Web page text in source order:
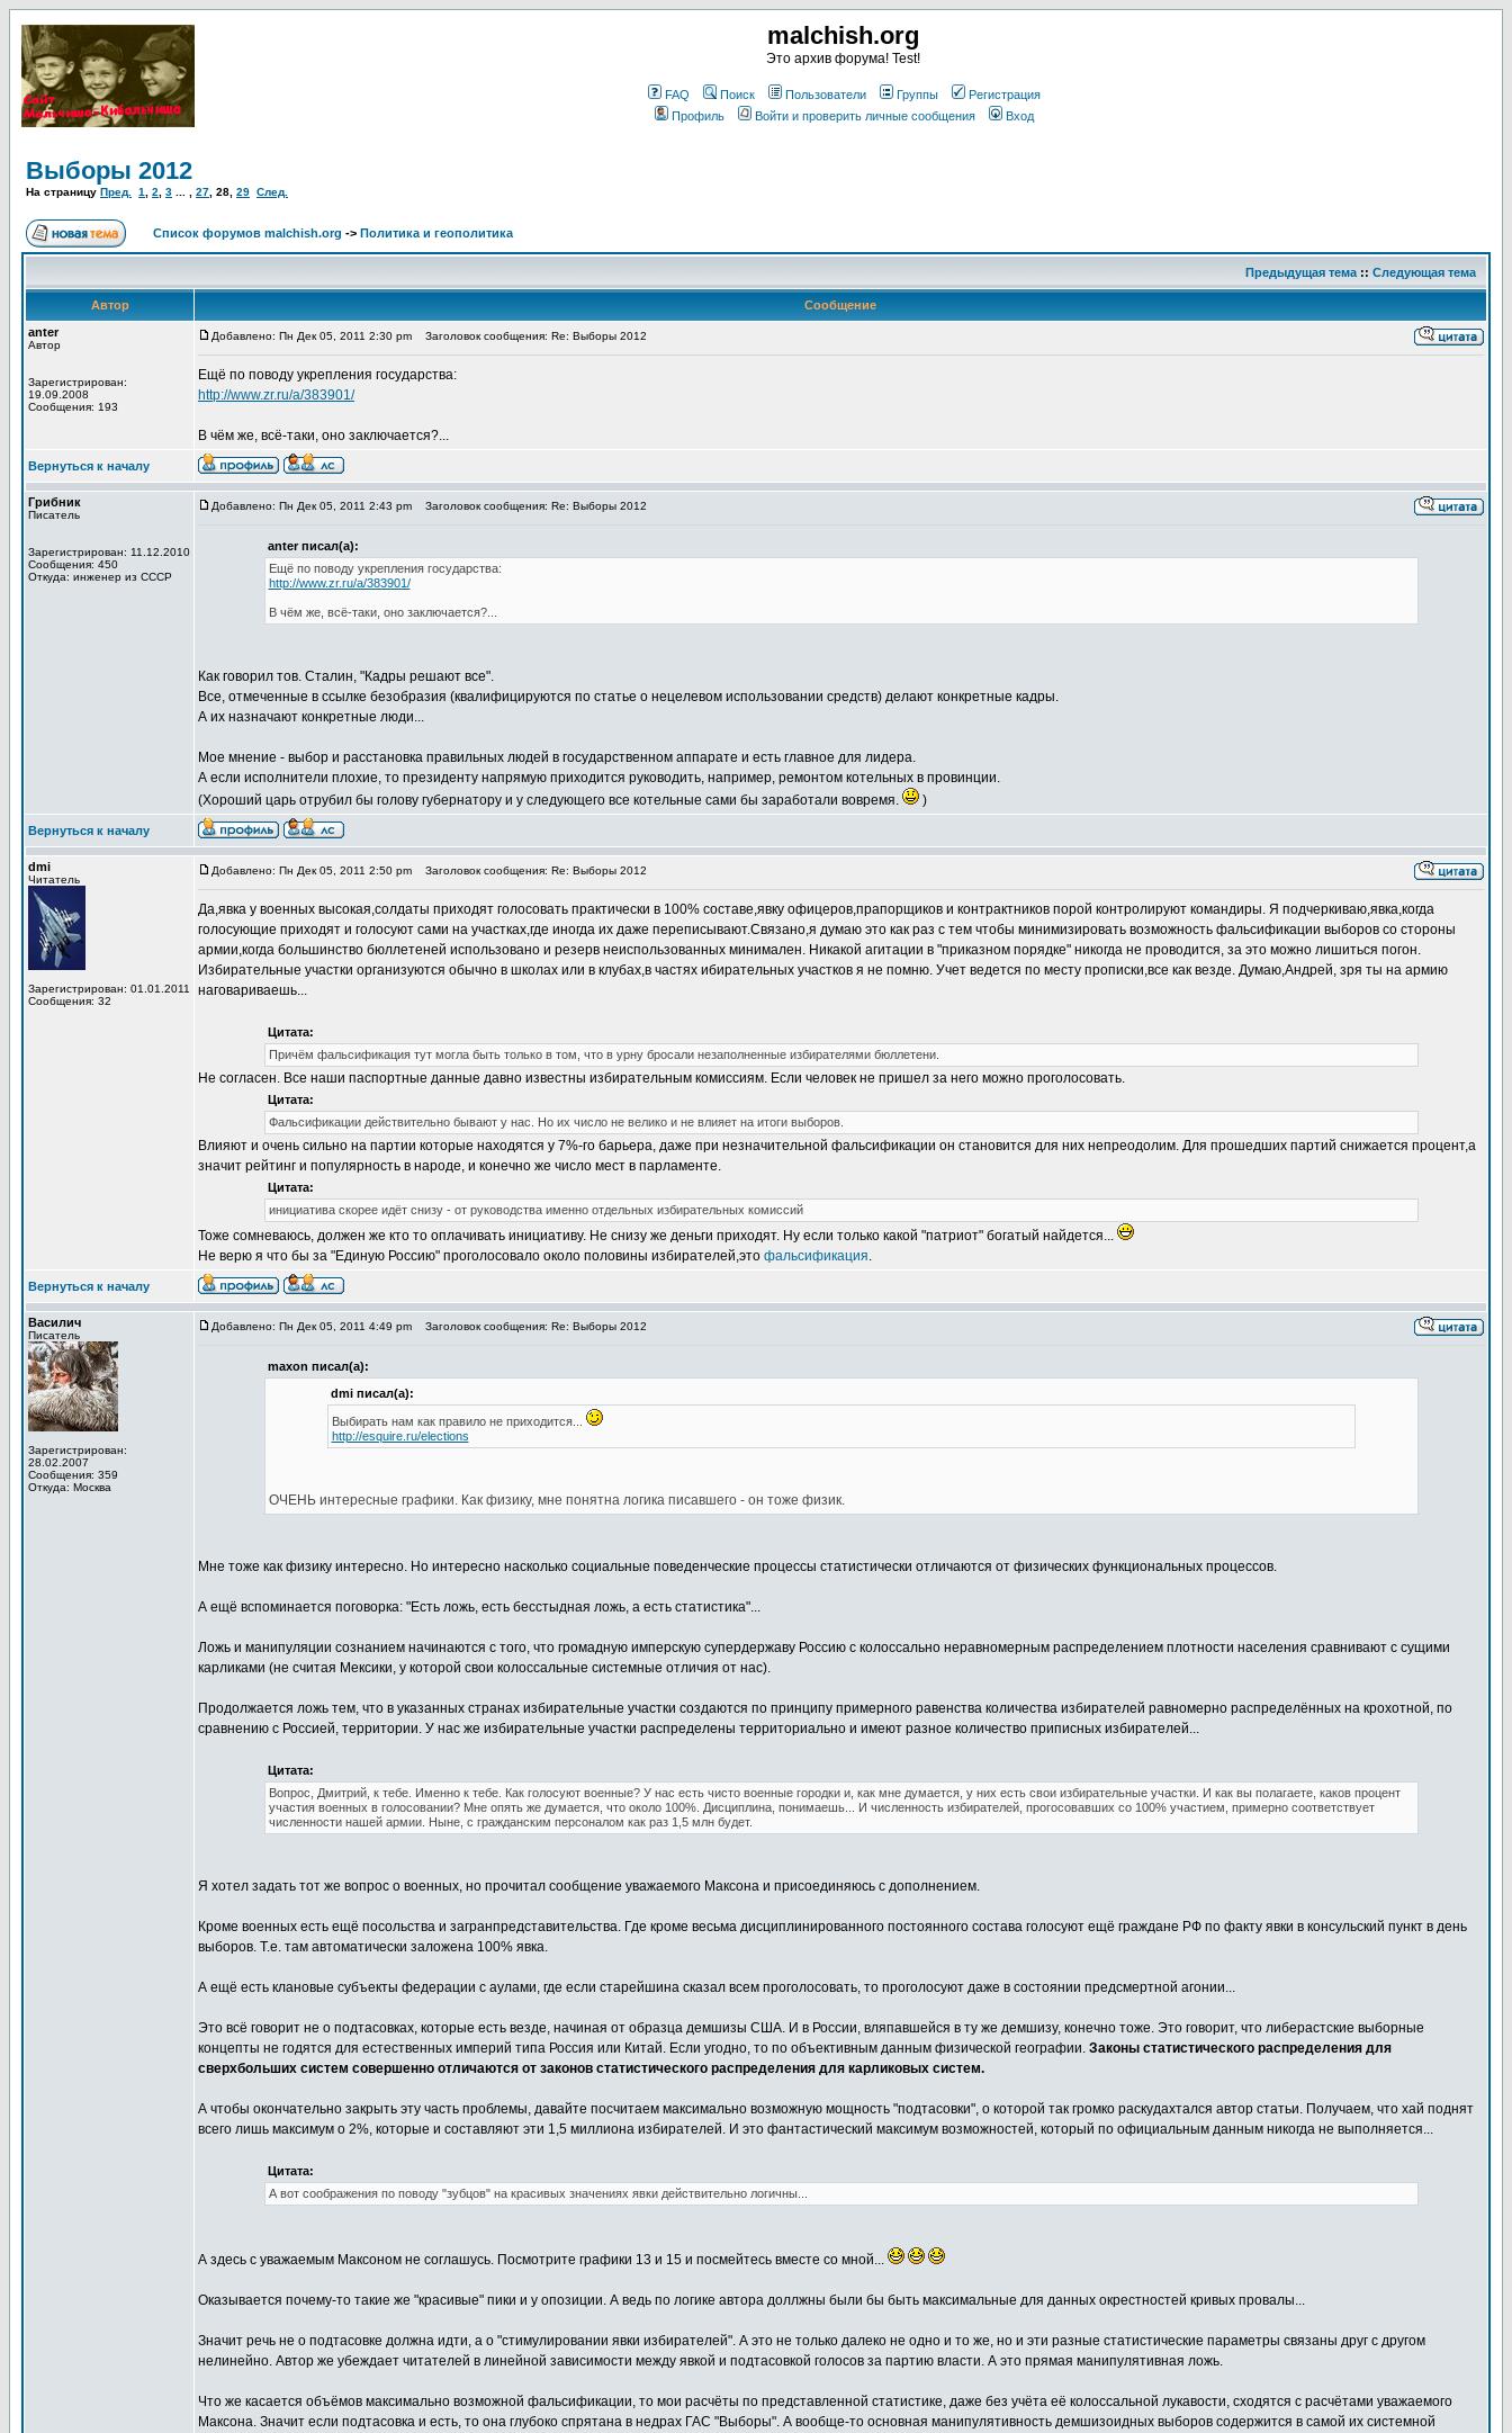
malchish.org
Это архив форума! Test!
FAQ Поиск Пользователи Группы
Регистрация
Профиль
Войти и проверить личные сообщения Вход
Выборы 2012
На страницу Пред. 1 2 3 27 28 29 След.
Список форумов malchish.org -> Политика и геополитика
Предыдущая тема :: Следующая тема
Автор
Сообщение
anter
Автор
Зарегистрирован:
19.09.2008
Сообщения: 193
Добавлено: Пн Дек 05, 2011 2:30 pm Заголовок сообщения: Re: Выборы 2012
Ещё по поводу укрепления государства:
http://www.zr.ru/a/383901/
В чём же, всё-таки, оно заключается?...
Вернуться к началу
Грибник
Писатель
Зарегистрирован: 11.12.2010
Сообщения: 450
Откуда: инженер из СССР
Добавлено: Пн Дек 05, 2011 2:43 pm Заголовок сообщения: Re: Выборы 2012
anter писал(а):
Ещё по поводу укрепления государства:
http://www.zr.ru/a/383901/
В чём же, всё-таки, оно заключается?...
Как говорил тов. Сталин, "Кадры решают все".
Все, отмеченные в ссылке безобразия (квалифицируются по статье о нецелевом использовании средств) делают конкретные кадры.
А их назначают конкретные люди...
Мое мнение - выбор и расстановка правильных людей в государственном аппарате и есть главное для лидера.
А если исполнители плохие, то президенту напрямую приходится руководить, например, ремонтом котельных в провинции.
(Хороший царь отрубил бы голову губернатору и у следующего все котельные сами бы заработали вовремя.
)
Вернуться к началу
dmi
Читатель
Зарегистрирован: 01.01.2011
Сообщения: 32
Добавлено: Пн Дек 05, 2011 2:50 pm Заголовок сообщения: Re: Выборы 2012
Да,явка у военных высокая,солдаты приходят голосовать практически в 100% составе,явку офицеров,прапорщиков и контрактников порой контролируют командиры. Я подчеркиваю,явка,когда
голосующие приходят и голосуют сами на участках,где иногда их даже переписывают.Связано,я думаю это как раз с тем чтобы минимизировать возможность фальсификации выборов со стороны
армии,когда большинство бюллетеней использовано и резерв неиспользованных минимален. Никакой агитации в "приказном порядке" никогда не проводится, за это можно лишиться погон.
Избирательные участки организуются обычно в школах или в клубах,в частях ибирательных участков я не помню. Учет ведется по месту прописки,все как везде. Думаю,Андрей, зря ты на армию
наговариваешь...
Цитата:
Причём фальсификация тут могла быть только в том, что в урну бросали незаполненные избирателями бюллетени.
Не согласен. Все наши паспортные данные давно известны избирательным комиссиям. Если человек не пришел за него можно проголосовать.
Цитата:
Фальсификации действительно бывают у нас. Но их число не велико и не влияет на итоги выборов.
Влияют и очень сильно на партии которые находятся у 7%-го барьера, даже при незначительной фальсификации он становится для них непреодолим. Для прошедших партий снижается процент,а
значит рейтинг и популярность в народе, и конечно же число мест в парламенте.
Цитата:
инициатива скорее идёт снизу - от руководства именно отдельных избирательных комиссий
Тоже сомневаюсь, должен же кто то оплачивать инициативу. Не снизу же деньги приходят. Ну если только какой "патриот" богатый найдется...
Не верю я что бы за "Единую Россию" проголосовало около половины избирателей,это фальсификация.
Вернуться к началу
Василич
Писатель
Зарегистрирован:
28.02.2007
Сообщения: 359
Откуда: Москва
Добавлено: Пн Дек 05, 2011 4:49 pm Заголовок сообщения: Re: Выборы 2012
maxon писал(а):
dmi писал(а):
Выбирать нам как правило не приходится...
http://esquire.ru/elections
ОЧЕНЬ интересные графики. Как физику, мне понятна логика писавшего - он тоже физик.
Мне тоже как физику интересно. Но интересно насколько социальные поведенческие процессы статистически отличаются от физических функциональных процессов.
А ещё вспоминается поговорка: "Есть ложь, есть бесстыдная ложь, а есть статистика"...
Ложь и манипуляции сознанием начинаются с того, что громадную имперскую супердержаву Россию с колоссально неравномерным распределением плотности населения сравнивают с сущими
карликами (не считая Мексики, у которой свои колоссальные системные отличия от нас).
Продолжается ложь тем, что в указанных странах избирательные участки создаются по принципу примерного равенства количества избирателей равномерно распределённых на крохотной, по
сравнению с Россией, территории. У нас же избирательные участки распределены территориально и имеют разное количество приписных избирателей...
Цитата:
Вопрос, Дмитрий, к тебе. Именно к тебе. Как голосуют военные? У нас есть чисто военные городки и, как мне думается, у них есть свои избирательные участки. И как вы полагаете, каков процент
участия военных в голосовании? Мне опять же думается, что около 100%. Дисциплина, понимаешь... И численность избирателей, прогосовавших со 100% участием, примерно соответствует
численности нашей армии. Ныне, с гражданским персоналом как раз 1,5 млн будет.
Я хотел задать тот же вопрос о военных, но прочитал сообщение уважаемого Максона и присоединяюсь с дополнением.
Кроме военных есть ещё посольства и загранпредставительства. Где кроме весьма дисциплинированного постоянного состава голосуют ещё граждане РФ по факту явки в консульский пункт в день
выборов. Т.е. там автоматически заложена 100% явка.
А ещё есть клановые субъекты федерации с аулами, где если старейшина сказал всем проголосовать, то проголосуют даже в состоянии предсмертной агонии...
Это всё говорит не о подтасовках, которые есть везде, начиная от образца демшизы США. И в России, вляпавшейся в ту же демшизу, конечно тоже. Это говорит, что либерастские выборные
концепты не годятся для естественных империй типа Россия или Китай. Если угодно, то по объективным данным физической географии. Законы статистического распределения для
сверхбольших систем совершенно отличаются от законов статистического распределения для карликовых систем.
А чтобы окончательно закрыть эту часть проблемы, давайте посчитаем максимально возможную мощность "подтасовки", о которой так громко раскудахтался автор статьи. Получаем, что хай поднят
всего лишь максимум о 2%, которые и составляют эти 1,5 миллиона избирателей. И это фантастический максимум возможностей, который по официальным данным никогда не выполняется...
Цитата:
А вот соображения по поводу "зубцов" на красивых значениях явки действительно логичны...
А здесь с уважаемым Максоном не соглашусь. Посмотрите графики 13 и 15 и посмейтесь вместе со мной...
Оказывается почему-то такие же "красивые" пики и у опозиции. А ведь по логике автора доллжны были бы быть максимальные для данных окрестностей кривых провалы...
Значит речь не о подтасовке должна идти, а о "стимулировании явки избирателей". А это не только далеко не одно и то же, но и эти разные статистические параметры связаны друг с другом
нелинейно. Автор же убеждает читателей в линейной зависимости между явкой и подтасовкой голосов за партию власти. А это прямая манипулятивная ложь.
Что же касается объёмов максимально возможной фальсификации, то мои расчёты по представленной статистике, даже без учёта её колоссальной лукавости, сходятся с расчётами уважаемого
Максона. Значит если подтасовка и есть, то она глубоко спрятана в недрах ГАС "Выборы". А вообще-то основная манипулятивность демшизоидных выборов содержится в самой их системной